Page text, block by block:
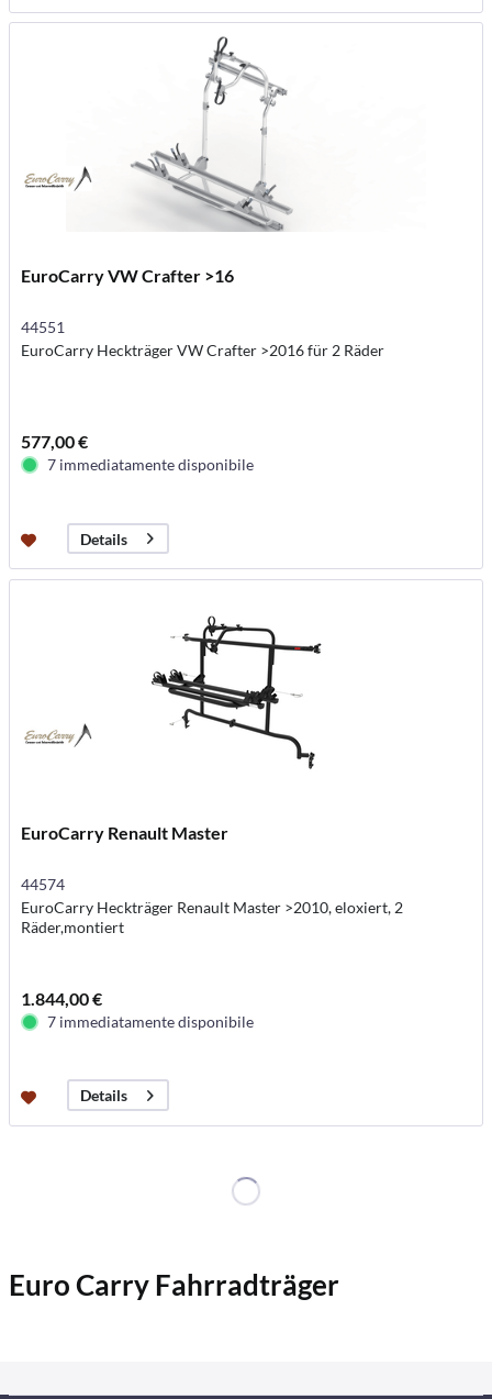
EuroCarry VW Crafter >16
44551
EuroCarry Heckträger VW Crafter >2016 für 2 Räder
577,00 €
7 immediatamente disponibile
Details
EuroCarry Renault Master
44574
EuroCarry Heckträger Renault Master >2010, eloxiert, 2
Räder,montiert
1.844,00 €
7 immediatamente disponibile
Details
Euro Carry Fahrradträger